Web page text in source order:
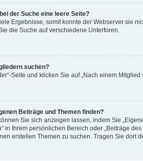
der Suche eine leere Seite?
Ergebnisse, somit konnte der Webserver sie
die Suche auf verschiedene Unterforen.
suchen?
Seite und klicken Sie auf „Nach einem Mitglied
Beiträge und Themen finden?
Sie sich anzeigen lassen, indem Sie
in Ihrem persönlichen Bereich oder „Beiträge
erstellen Themen zu suchen. Tragen Sie dort